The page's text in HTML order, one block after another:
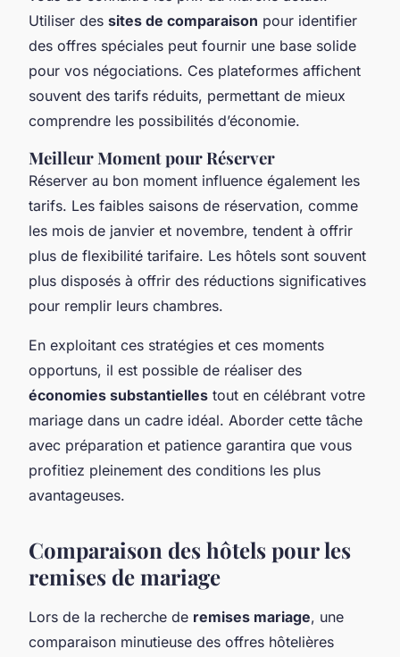
Utiliser des sites de comparaison pour identifier
des offres spéciales peut fournir une base solide
pour vos négociations. Ces plateformes affichent
souvent des tarifs réduits, permettant de mieux
comprendre les possibilités d’économie.
Meilleur Moment pour Réserver
Réserver au bon moment influence également les
tarifs. Les faibles saisons de réservation, comme
les mois de janvier et novembre, tendent à offrir
plus de flexibilité tarifaire. Les hôtels sont souvent
plus disposés à offrir des réductions significatives
pour remplir leurs chambres.
En exploitant ces stratégies et ces moments
opportuns, il est possible de réaliser des
économies substantielles tout en célébrant votre
mariage dans un cadre idéal. Aborder cette tâche
avec préparation et patience garantira que vous
profitiez pleinement des conditions les plus
avantageuses.
Comparaison des hôtels pour les
remises de mariage
Lors de la recherche de remises mariage, une
comparaison minutieuse des offres hôtelières